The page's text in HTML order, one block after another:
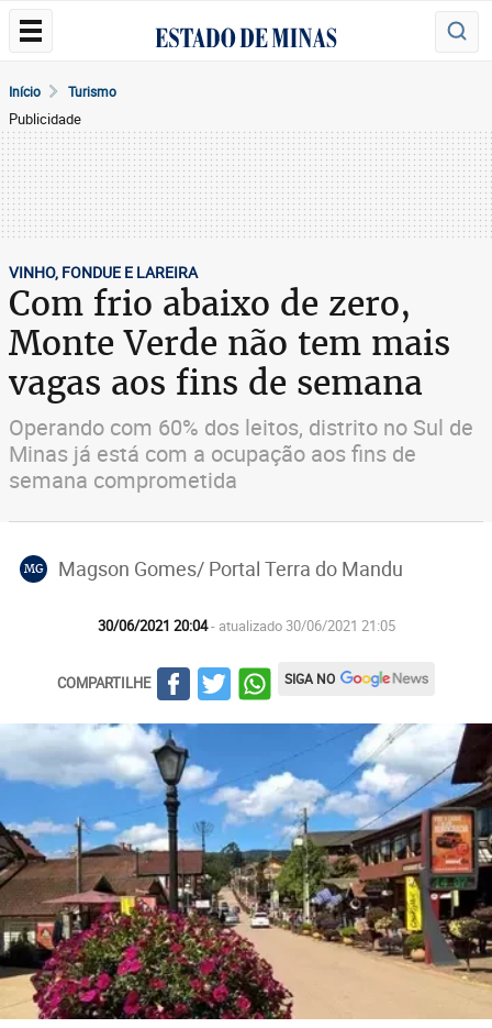
Início Turismo
Publicidade
VINHO, FONDUE E LAREIRA
Com frio abaixo de zero,
Monte Verde não tem mais
vagas aos fins de semana
Operando com 60% dos leitos, distrito no Sul de
Minas já está com a ocupação aos fins de
semana comprometida
MG Magson Gomes/ Portal Terra do Mandu
30/06/2021 20:04- atualizado 30/06/2021 21:05
COMPARTILHE SIGA NO